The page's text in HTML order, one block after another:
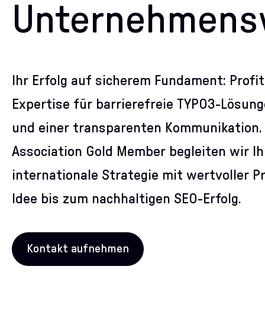
Ihr Erfolg auf sicherem Fundament:
Expertise für barrierefreie TYPO3-
und einer transparenten Kommunikation.
Association Gold Member begleiten wir
internationale Strategie mit wertvoller
Idee bis zum nachhaltigen SEO-Erfolg.
Kontakt aufnehmen